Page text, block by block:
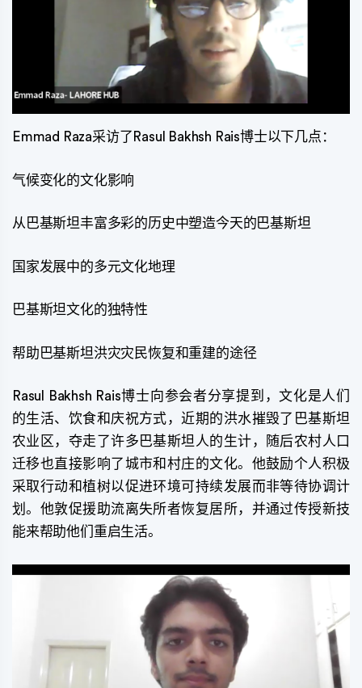
Emmad Raza采访了Rasul Bakhsh Rais博士以下几点：
气候变化的文化影响
从巴基斯坦丰富多彩的历史中塑造今天的巴基斯坦
国家发展中的多元文化地理
巴基斯坦文化的独特性
帮助巴基斯坦洪灾灾民恢复和重建的途径
Rasul Bakhsh Rais博士向参会者分享提到，文化是人们
的生活、饮食和庆祝方式，近期的洪水摧毁了巴基斯坦
农业区，夺走了许多巴基斯坦人的生计，随后农村人口
迁移也直接影响了城市和村庄的文化。他鼓励个人积极
采取行动和植树以促进环境可持续发展而非等待协调计
划。他敦促援助流离失所者恢复居所，并通过传授新技
能来帮助他们重启生活。